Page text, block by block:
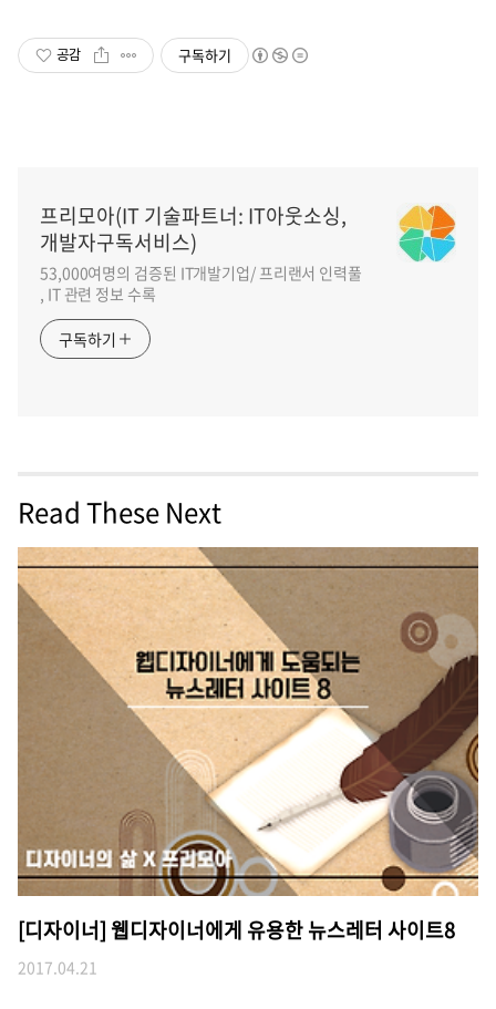
공감 구독하기
프리모아(IT 기술파트너: IT아웃소싱,
개발자구독서비스)
53,000여명의 검증된 IT개발기업/ 프리랜서 인력풀
, IT 관련 정보 수록
구독하기
Read These Next
[디자이너] 웹디자이너에게 유용한 뉴스레터 사이트8
2017.04.21